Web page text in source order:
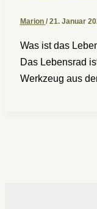
Marion / 21. Januar
Was ist das
Das Lebensrad
Werkzeug aus